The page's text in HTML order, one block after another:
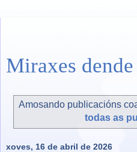
Miraxes
Amosando publicacións
todas as
xoves, 16 de abril de 2026